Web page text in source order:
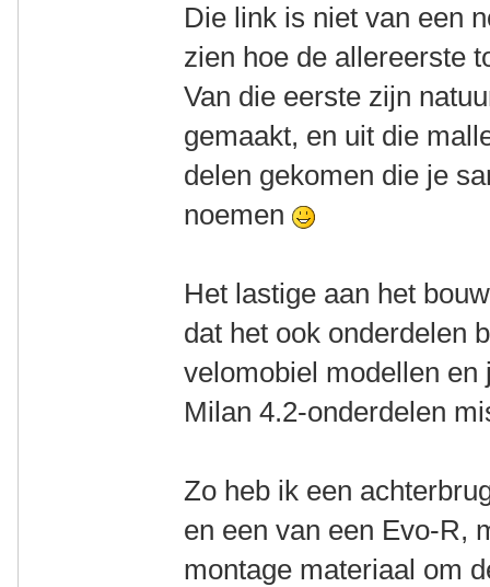
Die link is niet van een
zien hoe de allereerste
Van die eerste zijn
gemaakt, en uit die
delen gekomen die je
noemen
Het lastige aan het
dat het ook onderdelen
velomobiel modellen
Milan 4.2-onderdelen
Zo heb ik een
en een van een Evo-R,
montage materiaal om